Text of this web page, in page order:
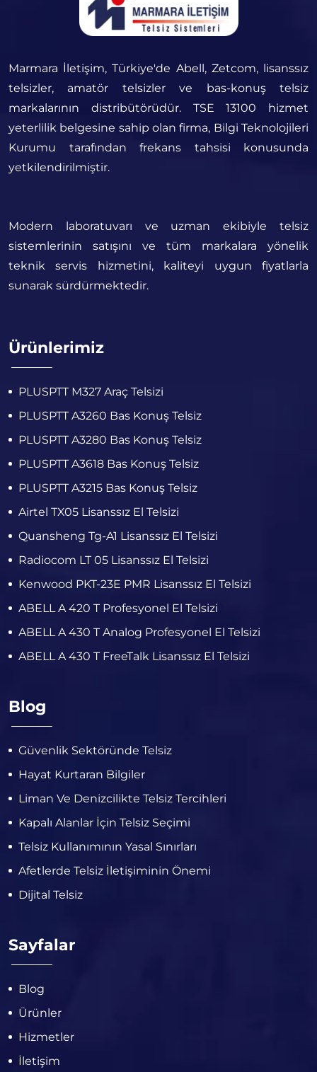
Marmara İletişim, Türkiye'de Abell, Zetcom, lisanssız
telsizler, amatör telsizler ve bas-konuş telsiz
markalarının distribütörüdür. TSE 13100 hizmet
yeterlilik belgesine sahip olan firma, Bilgi Teknolojileri
Kurumu tarafından frekans tahsisi konusunda
yetkilendirilmiştir.
Modern laboratuvarı ve uzman ekibiyle telsiz
sistemlerinin satışını ve tüm markalara yönelik
teknik servis hizmetini, kaliteyi uygun fiyatlarla
sunarak sürdürmektedir.
Ürünlerimiz
PLUSPTT M327 Araç Telsizi
PLUSPTT A3260 Bas Konuş Telsiz
PLUSPTT A3280 Bas Konuş Telsiz
PLUSPTT A3618 Bas Konuş Telsiz
PLUSPTT A3215 Bas Konuş Telsiz
Airtel TX05 Lisanssız El Telsizi
Quansheng Tg-A1 Lisanssız El Telsizi
Radiocom LT 05 Lisanssız El Telsizi
Kenwood PKT-23E PMR Lisanssız El Telsizi
ABELL A 420 T Profesyonel El Telsizi
ABELL A 430 T Analog Profesyonel El Telsizi
ABELL A 430 T FreeTalk Lisanssız El Telsizi
Blog
Güvenlik Sektöründe Telsiz
Hayat Kurtaran Bilgiler
Liman Ve Denizcilikte Telsiz Tercihleri
Kapalı Alanlar İçin Telsiz Seçimi
Telsiz Kullanımının Yasal Sınırları
Afetlerde Telsiz İletişiminin Önemi
Dijital Telsiz
Sayfalar
Blog
Ürünler
Hizmetler
İletişim